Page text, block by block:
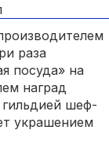
раза
посуда» на
наград
шеф-
украшением